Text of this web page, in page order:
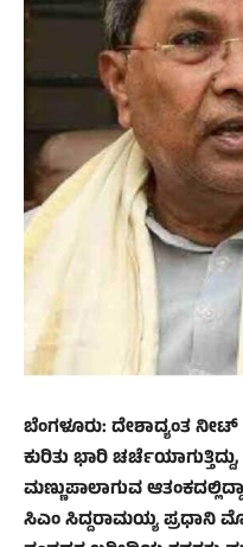
ಬೆಂಗಳೂರು: ದೇಶಾದ್ಯಂತ ನೀಟ್
ಕುರಿತು ಭಾರಿ
ಮಣ್ಣುಪಾಲಾಗುವ
ಸಿಎಂ ಸಿದ್ದರಾಮಯ್ಯ ಪ್ರಧಾನಿ